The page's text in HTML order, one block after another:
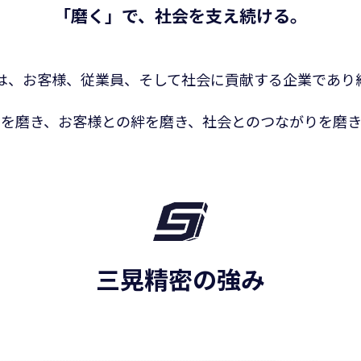
「磨く」で、社会を支え続ける。
、お客様、従業員、そして社会に貢献する企業であり
磨き、お客様との絆を磨き、社会とのつながりを磨
三晃精密の強み